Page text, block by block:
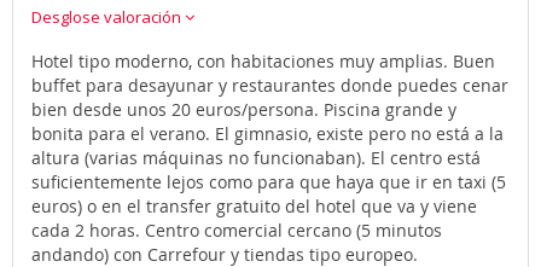
Desglose valoración
Hotel tipo moderno, con habitaciones muy amplias. Buen
buffet para desayunar y restaurantes donde puedes cenar
bien desde unos 20 euros/persona. Piscina grande y
bonita para el verano. El gimnasio, existe pero no está a la
altura (varias máquinas no funcionaban). El centro está
suficientemente lejos como para que haya que ir en taxi (5
euros) o en el transfer gratuito del hotel que va y viene
cada 2 horas. Centro comercial cercano (5 minutos
andando) con Carrefour y tiendas tipo europeo.